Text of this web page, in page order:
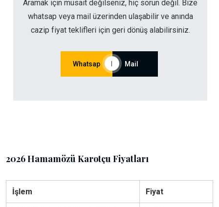
Aramak için müsait değilseniz, hiç sorun değil. Bize
whatsap veya mail üzerinden ulaşabilir ve anında
cazip fiyat teklifleri için geri dönüş alabilirsiniz.
Whatsap Mail
2026 Hamamözü Karotçu Fiyatları
İşlem Fiyat